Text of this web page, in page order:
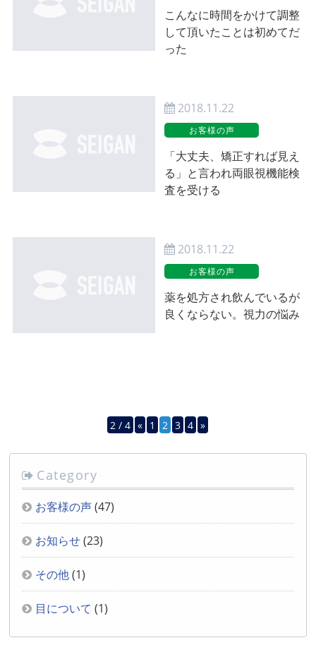
こんなに時間をかけて調整
して頂いたことは初めてだ
った
2018.11.22
お客様の声
「大丈夫、矯正すれば見え
る」と言われ両眼視機能検
査を受ける
2018.11.22
お客様の声
薬を処方され飲んでいるが
良くならない。視力の悩み
2 / 4 « 1 2 3 4 »
Category
お客様の声(47)
お知らせ(23)
その他(1)
目について (1)